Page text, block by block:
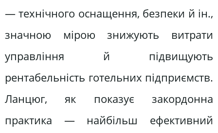
— технічного оснащення, безпеки й ін.,
значною мірою знижують витрати
управління й підвищують
рентабельність готельних підприємств.
Ланцюг, як показує закордонна
практика — найбільш ефективний